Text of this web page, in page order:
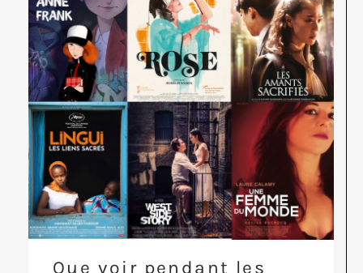
Que voir pendant les